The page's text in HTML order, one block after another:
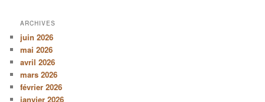
ARCHIVES
juin 2026
mai 2026
avril 2026
mars 2026
février 2026
janvier 2026